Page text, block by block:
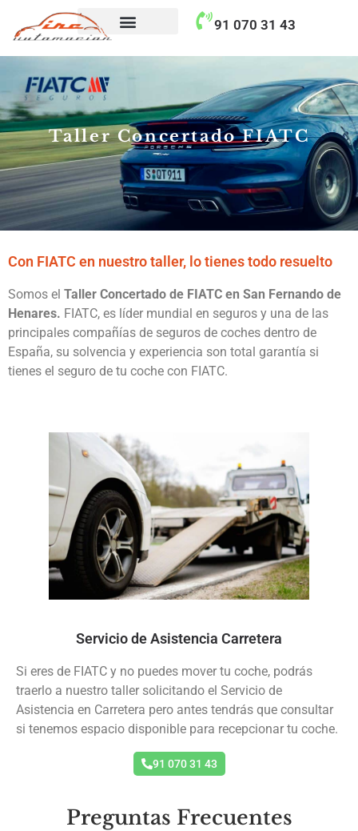
contenido
91 070 31 43
Taller Concertado FIATC
Con FIATC en nuestro taller, lo tienes todo resuelto
Somos el Taller Concertado de FIATC en San Fernando de
Henares. FIATC, es líder mundial en seguros y una de las
principales compañías de seguros de coches dentro de
España, su solvencia y experiencia son total garantía si
tienes el seguro de tu coche con FIATC.
Servicio de Asistencia Carretera
Si eres de FIATC y no puedes mover tu coche, podrás
traerlo a nuestro taller solicitando el Servicio de
Asistencia en Carretera pero antes tendrás que consultar
si tenemos espacio disponible para recepcionar tu coche.
91 070 31 43
Preguntas Frecuentes